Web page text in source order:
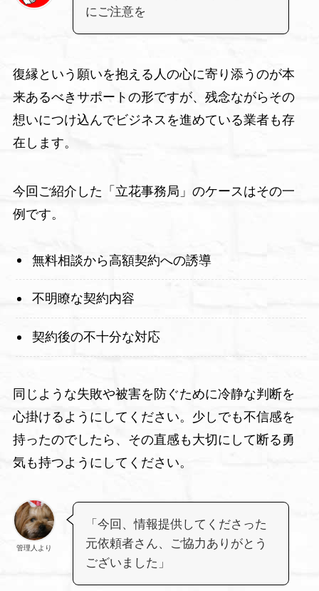
にご注意を
復縁という願いを抱える人の心に寄り添うのが本
来あるべきサポートの形ですが、残念ながらその
想いにつけ込んでビジネスを進めている業者も存
在します。
今回ご紹介した「立花事務局」のケースはその一
例です。
無料相談から高額契約への誘導
不明瞭な契約内容
契約後の不十分な対応
同じような失敗や被害を防ぐために冷静な判断を
心掛けるようにしてください。少しでも不信感を
持ったのでしたら、その直感も大切にして断る勇
気も持つようにしてください。
管理人より
「今回、情報提供してくださった
元依頼者さん、ご協力ありがとう
ございました」